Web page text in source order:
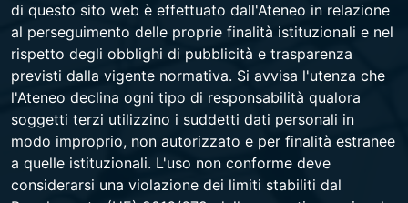
di questo sito web è effettuato dall'Ateneo in relazione
al perseguimento delle proprie finalità istituzionali e nel
rispetto degli obblighi di pubblicità e trasparenza
previsti dalla vigente normativa. Si avvisa l'utenza che
l'Ateneo declina ogni tipo di responsabilità qualora
soggetti terzi utilizzino i suddetti dati personali in
modo improprio, non autorizzato e per finalità estranee
a quelle istituzionali. L'uso non conforme deve
considerarsi una violazione dei limiti stabiliti dal